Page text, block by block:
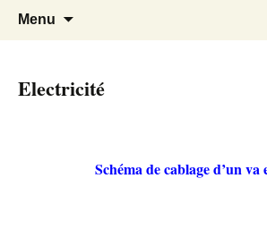
Christian Pc
Cours Dépannages
Interventions rapides
Menu
Electricité
Schéma de cablage d’un va